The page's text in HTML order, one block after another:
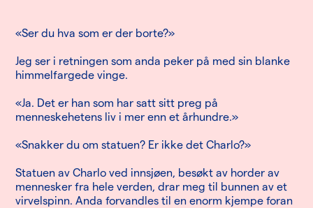
«Ser du hva som er der borte?»
Jeg ser i retningen som anda peker på med sin blanke
himmelfargede vinge.
«Ja. Det er han som har satt sitt preg på
menneskehetens liv i mer enn et århundre.»
«Snakker du om statuen? Er ikke det Charlo?»
Statuen av Charlo ved innsjøen, besøkt av horder av
mennesker fra hele verden, drar meg til bunnen av et
virvelspinn. Anda forvandles til en enorm kjempe foran